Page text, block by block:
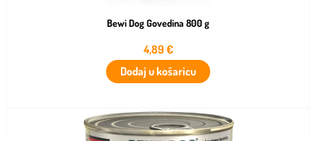
Bewi Dog Govedina 800 g
4,89€
Dodaj u košaricu